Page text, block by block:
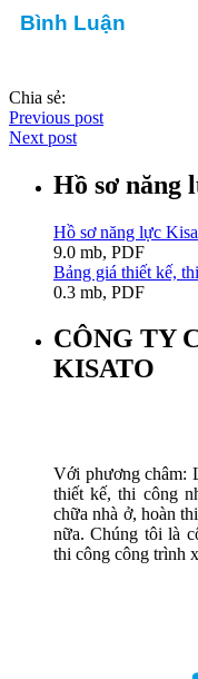
Bình Luận
Chia sẻ:
Previous post
Next post
Hồ sơ năng
Hồ sơ năng lực
9.0 mb, PDF
Bảng giá thiết kế,
0.3 mb, PDF
CÔNG TY
KISATO
Với phương châm:
thiết kế, thi công
chữa nhà ở, hoàn
nữa. Chúng tôi là
thi công công trình